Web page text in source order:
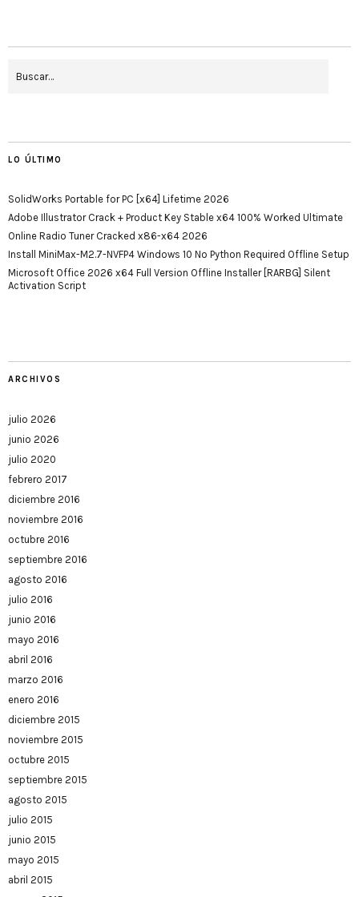
LO ÚLTIMO
SolidWorks Portable for PC [x64] Lifetime 2026
Adobe Illustrator Crack + Product Key Stable x64 100% Worked Ultimate
Online Radio Tuner Cracked x86-x64 2026
Install MiniMax-M2.7-NVFP4 Windows 10 No Python Required Offline Setup
Microsoft Office 2026 x64 Full Version Offline Installer [RARBG] Silent
Activation Script
ARCHIVOS
julio 2026
junio 2026
julio 2020
febrero 2017
diciembre 2016
noviembre 2016
octubre 2016
septiembre 2016
agosto 2016
julio 2016
junio 2016
mayo 2016
abril 2016
marzo 2016
enero 2016
diciembre 2015
noviembre 2015
octubre 2015
septiembre 2015
agosto 2015
julio 2015
junio 2015
mayo 2015
abril 2015